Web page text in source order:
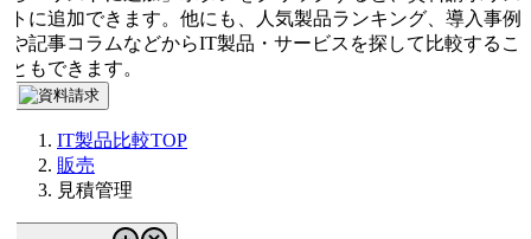
に追加できます。他にも、人気製品ランキング、導入事例
記事コラムなどからIT製品・サービスを探して比較するこ
もできます。
IT製品比較TOP
販売
見積管理